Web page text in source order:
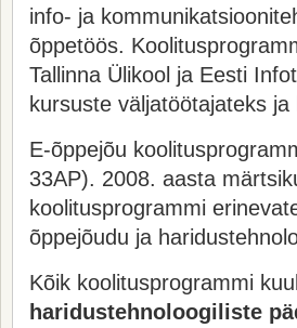
info- ja
õppetöös.
Tallinna Ülikool ja Eesti
kursuste väljatöötajateks ja
E-õppejõu
33AP). 2008. aasta
koolitusprogrammi
õppejõudu ja
Kõik koolitusprogrammi
haridustehnoloogiliste